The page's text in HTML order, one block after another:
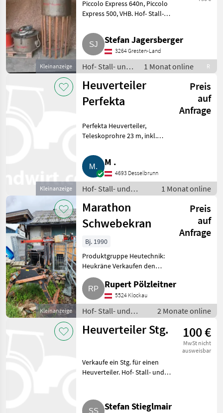
Kleinanzeige
Piccolo Express 640n, Piccolo
Express 500, VHB. Hof- Stall-
Stefan Jagersberger
3264 Gresten-Land
Hof- Stall- und
Weidetechnik /
Heutechnik
1 Monat online R
Kleinanzeige
Heuverteiler
Perfekta
Preis
auf
Anfrage
Perfekta Heuverteiler,
Teleskoprohre 23 m, inkl.
Stall- und Weidetechnik
Heutechnik
M .
4693 Desselbrunn
Hof- Stall- und
Weidetechnik /
Heutechnik
1 Monat online
Kleinanzeige
Marathon
Schwebekran
Preis
auf
Anfrage
Bj. 1990
Produktgruppe Heutechnik:
Heukräne Verkaufen den
Marathon Heukran wegen
Neuanschaffung. Ist
funktionstüchtig. Mit Seilwinde,
um die Zange auf und ab zu
bewegen. Hof-
Rupert Pölzleitner
5524 Klockau
Hof- Stall- und
Weidetechnik /
Heutechnik
2 Monate online
Heuverteiler Stg. 100 €
MwSt nicht
ausweisbar
Verkaufe ein Stg. für einen
Heuverteiler. Hof- Stall- und
Stefan Stieglmair